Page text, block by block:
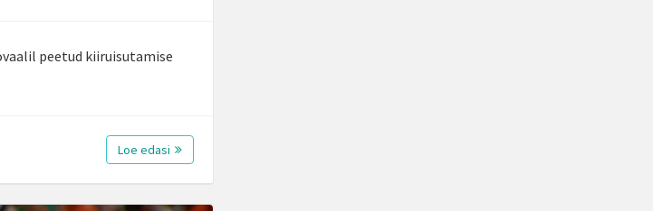
peetud kiiruisutamise
Loe edasi